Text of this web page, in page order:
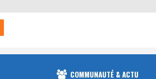
COMMUNAUTÉ & ACTU